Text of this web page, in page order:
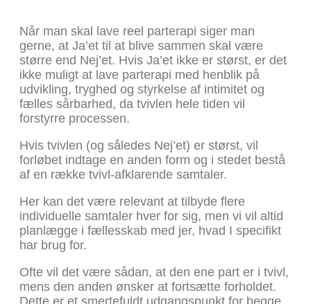
Når man skal lave reel parterapi siger man
gerne, at Ja’et til at blive sammen skal være
større end Nej’et. Hvis Ja’et ikke er størst, er det
ikke muligt at lave parterapi med henblik på
udvikling, tryghed og styrkelse af intimitet og
fælles sårbarhed, da tvivlen hele tiden vil
forstyrre processen.
Hvis tvivlen (og således Nej’et) er størst, vil
forløbet indtage en anden form og i stedet bestå
af en række tvivl-afklarende samtaler.
Her kan det være relevant at tilbyde flere
individuelle samtaler hver for sig, men vi vil altid
planlægge i fællesskab med jer, hvad I specifikt
har brug for.
Ofte vil det være sådan, at den ene part er i tvivl,
mens den anden ønsker at fortsætte forholdet.